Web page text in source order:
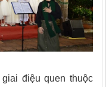
điệu quen thuộc